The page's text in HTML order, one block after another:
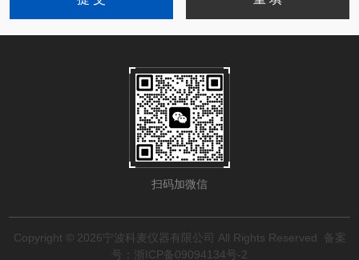
扫码加微信
Copyright © 2026宁波科麦仪器有限公司 All Rights Reserved
备案
号：浙ICP备09094134号-2